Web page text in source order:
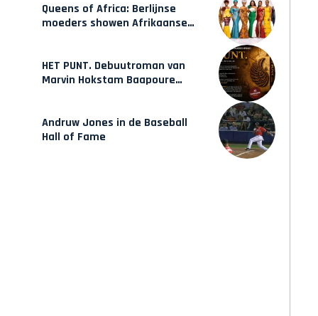
Queens of Africa: Berlijnse
moeders showen Afrikaanse
HET PUNT. Debuutroman van
Marvin Hokstam Baapoure
Andruw Jones in de Baseball
Hall of Fame